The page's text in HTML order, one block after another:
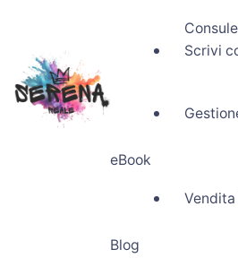
Scrivi
eBook
Vendita
Blog